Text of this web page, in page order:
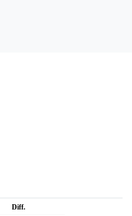
Diff.